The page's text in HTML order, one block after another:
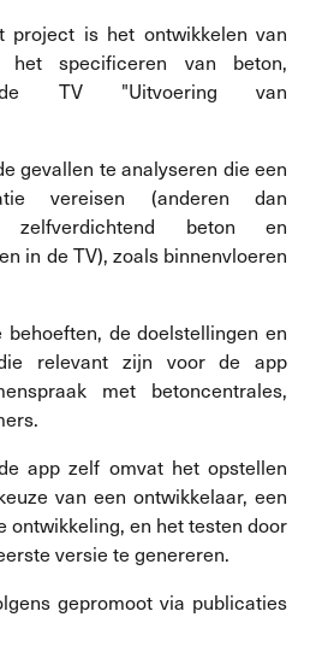
project is het ontwikkelen van
specificeren van beton,
TV "Uitvoering van
gevallen te analyseren die een
vereisen (anderen dan
zelfverdichtend beton en
in de TV), zoals binnenvloeren
behoeften, de doelstellingen en
relevant zijn voor de app
met betoncentrales,
app zelf omvat het opstellen
van een ontwikkelaar, een
ontwikkeling, en het testen door
versie te genereren.
gepromoot via publicaties